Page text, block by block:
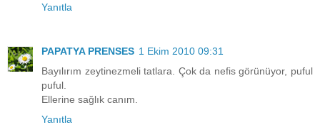
Yanıtla
PAPATYA PRENSES 1 Ekim 2010 09:31
Bayılırım zeytinezmeli tatlara. Çok da nefis görünüyor, puful
puful.
Ellerine sağlık canım.
Yanıtla